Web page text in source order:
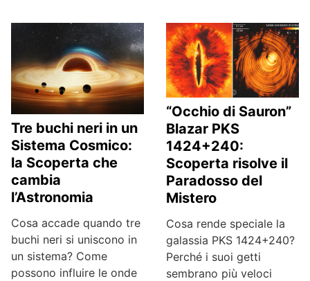
Tre buchi neri in un
Sistema Cosmico:
la Scoperta che
cambia
l’Astronomia
Cosa accade quando tre
buchi neri si uniscono in
un sistema? Come
possono influire le onde
“Occhio di Sauron”
Blazar PKS
1424+240:
Scoperta risolve il
Paradosso del
Mistero
Cosa rende speciale la
galassia PKS 1424+240?
Perché i suoi getti
sembrano più veloci